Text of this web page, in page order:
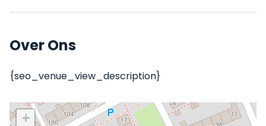
Over Ons
{seo_venue_view_description}
+